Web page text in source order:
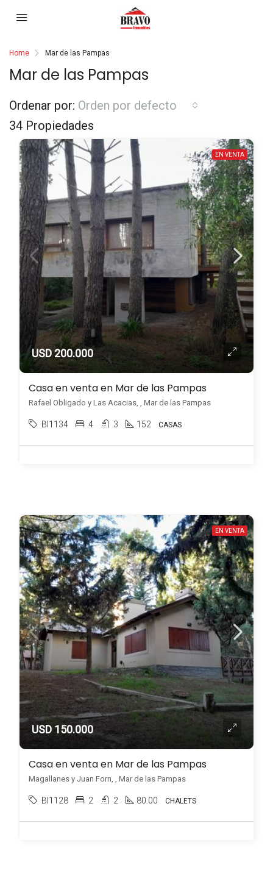
Home Mar de las Pampas
Mar de las Pampas
34 Propiedades
Ordenar por: Orden por defecto
EN VENTA
USD 200.000
Casa en venta en Mar de las Pampas
Rafael Obligado y Las Acacias, , Mar de las Pampas
BI1134 4 3 152 CASAS
EN VENTA
USD 150.000
Casa en venta en Mar de las Pampas
Magallanes y Juan Forn, , Mar de las Pampas
BI1128 2 2 80.00 CHALETS